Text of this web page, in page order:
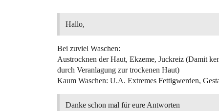
Hallo,
Bei zuviel Waschen:
Austrocknen der Haut, Ekzeme, Juckreiz (Damit
durch Veranlagung zur trockenen Haut)
Kaum Waschen: U.A. Extremes Fettigwerden,
Danke schon mal für eure Antworten